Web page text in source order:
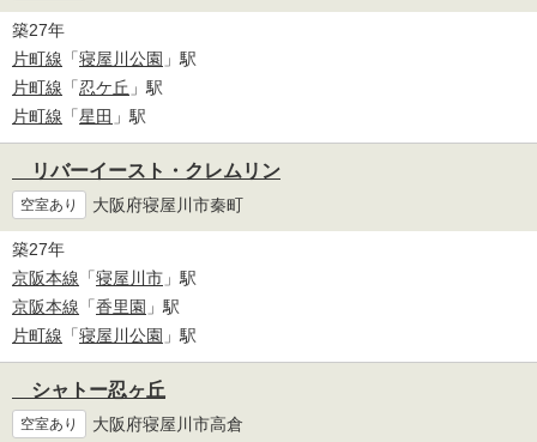
築27年
片町線 「寝屋川公園 」駅
片町線 「忍ケ丘 」駅
片町線 「星田 」駅
リバーイースト・クレムリン
空室あり 大阪府寝屋川市秦町
築27年
京阪本線 「寝屋川市 」駅
京阪本線 「香里園 」駅
片町線 「寝屋川公園 」駅
シャトー忍ヶ丘
空室あり 大阪府寝屋川市高倉